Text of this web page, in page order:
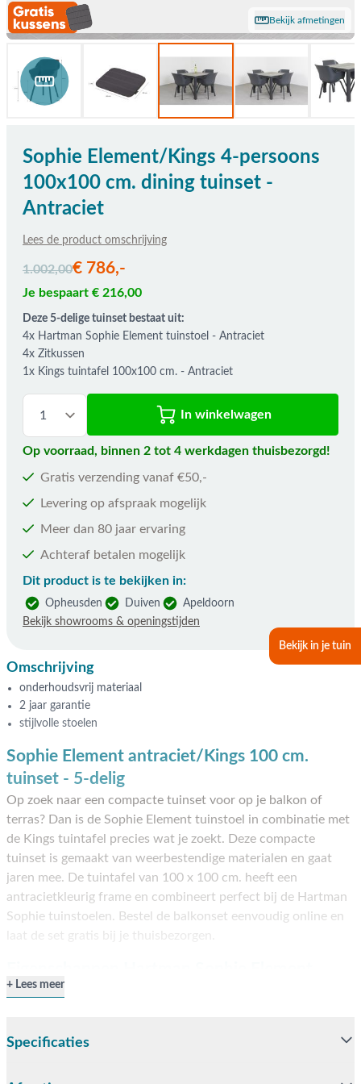
Bekijk in je tuin
Bekijk afmetingen
Sophie Element/Kings 4-persoons
100x100 cm. dining tuinset -
Antraciet
Lees de product omschrijving
1.002,00€ 786,-
Je bespaart € 216,00
Deze 5-delige tuinset bestaat uit:
4x Hartman Sophie Element tuinstoel - Antraciet
4x Zitkussen
1x Kings tuintafel 100x100 cm. - Antraciet
In winkelwagen
Op voorraad, binnen 2 tot 4 werkdagen thuisbezorgd!
Gratis verzending vanaf €50,-
Levering op afspraak mogelijk
Meer dan 80 jaar ervaring
Achteraf betalen mogelijk
Dit product is te bekijken in:
Opheusden Duiven
Apeldoorn
Bekijk showrooms & openingstijden
Omschrijving
onderhoudsvrij materiaal
2 jaar garantie
stijlvolle stoelen
Sophie Element antraciet/Kings 100 cm.
tuinset - 5-delig
Op zoek naar een compacte tuinset voor op je balkon of
terras? Dan is de Sophie Element tuinstoel in combinatie met
de Kings tuintafel precies wat je zoekt. Deze compacte
tuinset is gemaakt van weerbestendige materialen en gaat
jaren mee. De tuintafel van 100 x 100 cm. heeft een
antracietkleurig frame en combineert perfect bij de Hartman
Sophie tuinstoelen. Bestel de balkonset eenvoudig online en
laat de set gratis bij je thuisbezorgen.
tuinstoel
tuinstoelen staan bekend om hun stevige constructie en gaan
Lees meer
Specificaties